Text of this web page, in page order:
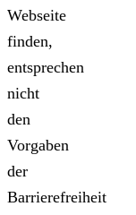
Webseite
finden,
entsprechen
nicht
den
Vorgaben
der
Barrierefreiheit